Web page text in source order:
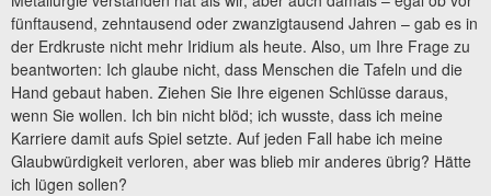
fünftausend, zehntausend oder zwanzigtausend Jahren – gab es in
der Erdkruste nicht mehr Iridium als heute. Also, um Ihre Frage zu
beantworten: Ich glaube nicht, dass Menschen die Tafeln und die
Hand gebaut haben. Ziehen Sie Ihre eigenen Schlüsse daraus,
wenn Sie wollen. Ich bin nicht blöd; ich wusste, dass ich meine
Karriere damit aufs Spiel setzte. Auf jeden Fall habe ich meine
Glaubwürdigkeit verloren, aber was blieb mir anderes übrig? Hätte
ich lügen sollen?